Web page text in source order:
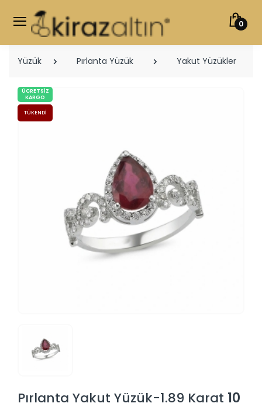
0
Yüzük Pırlanta Yüzük Yakut Yüzükler
ÜCRETSIZ
KARGO
TÜKENDI
Pırlanta Yakut Yüzük-1.89 Karat 10